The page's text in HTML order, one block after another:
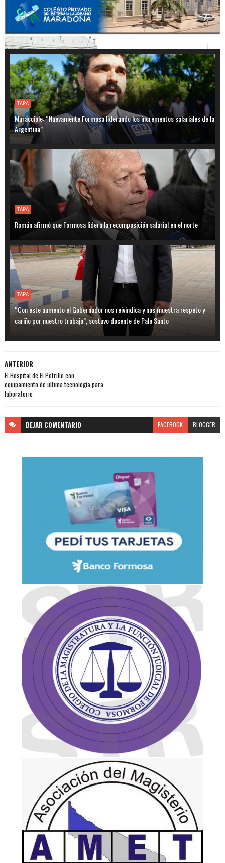
TAPA
Muracciole: “Nuevamente Formosa liderando los incrementos salariales de la
Argentina”
TAPA
Román afirmó que Formosa lidera la recomposición salarial en el norte
TAPA
“Con este aumento el Gobernador nos reivindica y nos muestra respeto y
cariño por nuestro trabajo”, sostuvo docente de Palo Santo
ANTERIOR
El Hospital de El Potrillo con
equipamiento de última tecnología para
laboratorio
DEJAR COMENTARIO FACEBOOK BLOGGER